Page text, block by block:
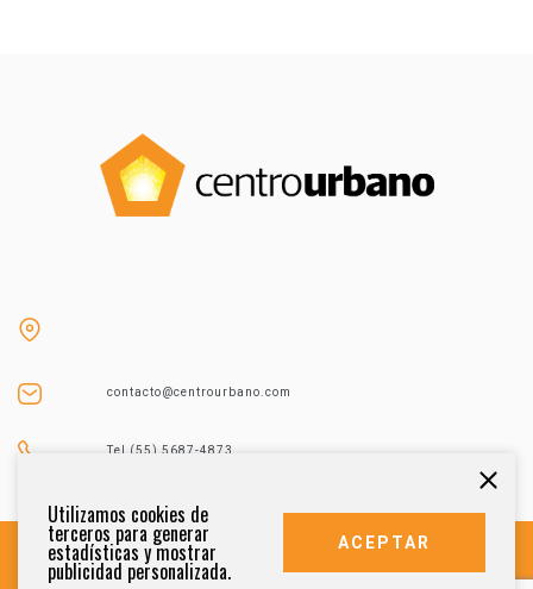
contacto@centrourbano.com
Tel (55) 5687-4873
Utilizamos cookies de
terceros para generar
estadísticas y mostrar
publicidad personalizada.
ACEPTAR